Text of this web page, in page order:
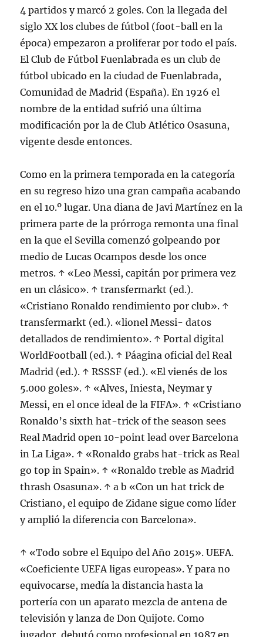
4 partidos y marcó 2 goles. Con la llegada del
siglo XX los clubes de fútbol (foot-ball en la
época) empezaron a proliferar por todo el país.
El Club de Fútbol Fuenlabrada es un club de
fútbol ubicado en la ciudad de Fuenlabrada,
Comunidad de Madrid (España). En 1926 el
nombre de la entidad sufrió una última
modificación por la de Club Atlético Osasuna,
vigente desde entonces.
Como en la primera temporada en la categoría
en su regreso hizo una gran campaña acabando
en el 10.º lugar. Una diana de Javi Martínez en la
primera parte de la prórroga remonta una final
en la que el Sevilla comenzó golpeando por
medio de Lucas Ocampos desde los once
metros. ↑ «Leo Messi, capitán por primera vez
en un clásico». ↑ transfermarkt (ed.).
«Cristiano Ronaldo rendimiento por club». ↑
transfermarkt (ed.). «lionel Messi- datos
detallados de rendimiento». ↑ Portal digital
WorldFootball (ed.). ↑ Páagina oficial del Real
Madrid (ed.). ↑ RSSSF (ed.). «El vienés de los
5.000 goles». ↑ «Alves, Iniesta, Neymar y
Messi, en el once ideal de la FIFA». ↑ «Cristiano
Ronaldo’s sixth hat-trick of the season sees
Real Madrid open 10-point lead over Barcelona
in La Liga». ↑ «Ronaldo grabs hat-trick as Real
go top in Spain». ↑ «Ronaldo treble as Madrid
thrash Osasuna». ↑ a b «Con un hat trick de
Cristiano, el equipo de Zidane sigue como líder
y amplió la diferencia con Barcelona».
↑ «Todo sobre el Equipo del Año 2015». UEFA.
«Coeficiente UEFA ligas europeas». Y para no
equivocarse, medía la distancia hasta la
portería con un aparato mezcla de antena de
televisión y lanza de Don Quijote. Como
jugador, debutó como profesional en 1987 en